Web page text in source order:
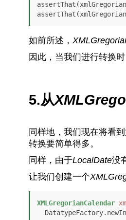
如前所述，
因此，当我们进行转换时
5.从
同样地，我们现在将看
转换要简单得多。
同样，由于LocalDate没
让我们创建一个
XMLGregorianCalendar